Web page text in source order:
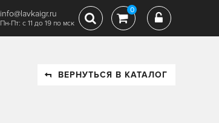
info@lavkaigr.ru
Пн-Пт: с 11 до 19 по мск
0
ВЕРНУТЬСЯ В КАТАЛОГ